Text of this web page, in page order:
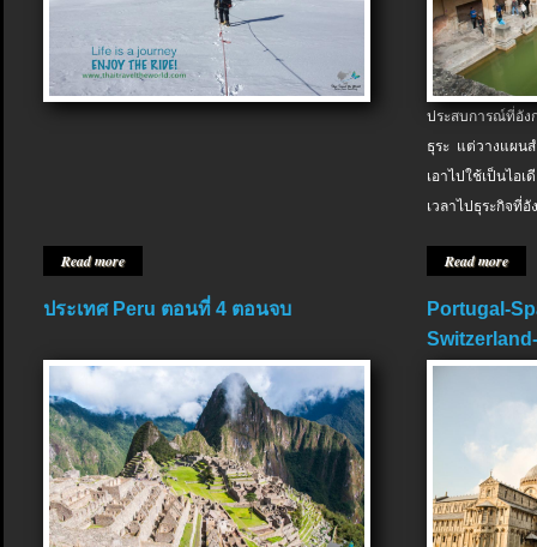
Read more
ประสบการณ์ที่อัง
ธุระ แต่วางแผน
เอาไปใช้เป็นไอ
เวลาไปธุระกิจที่อั
Read more
ประเทศ Peru ตอนที่ 4 ตอนจบ
Portugal-